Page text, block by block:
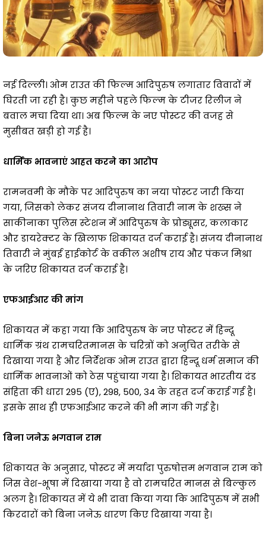
नई दिल्ली। ओम राउत की फिल्म आदिपुरुष लगातार विवादों में
घिरती जा रही है। कुछ महीने पहले फिल्म के टीजर रिलीज ने
बवाल मचा दिया था। अब फिल्म के नए पोस्टर की वजह से
मुसीबत खड़ी हो गई है।
धार्मिक भावनाएं आहत करने का आरोप
रामनवमी के मौके पर आदिपुरुष का नया पोस्टर जारी किया
गया, जिसको लेकर संजय दीनानाथ तिवारी नाम के शख्स ने
साकीनाका पुलिस स्टेशन में आदिपुरुष के प्रोड्यूसर, कलाकार
और डायरेक्टर के खिलाफ शिकायत दर्ज कराई है। संजय दीनानाथ
तिवारी ने मुंबई हाईकोर्ट के वकील अशीष राय और पंकज मिश्रा
के जरिए शिकायत दर्ज कराई है।
एफआईआर की मांग
शिकायत में कहा गया कि आदिपुरुष के नए पोस्टर में हिन्दू
धार्मिक ग्रंथ रामचरितमानस के चरित्रों को अनुचित तरीके से
दिखाया गया है और निर्देशक ओम राउत द्वारा हिन्दू धर्म समाज की
धार्मिक भावनाओं को ठेस पहुंचाया गया है। शिकायत भारतीय दंड
संहिता की धारा 295 (ए), 298, 500, 34 के तहत दर्ज कराई गई है।
इसके साथ ही एफआईआर करने की भी मांग की गई है।
बिना जनेऊ भगवान राम
शिकायत के अनुसार, पोस्टर में मर्यादा पुरुषोत्तम भगवान राम को
जिस वेश-भूषा में दिखाया गया है वो रामचरित मानस से बिल्कुल
अलग है। शिकायत में ये भी दावा किया गया कि आदिपुरुष में सभी
किरदारों को बिना जनेऊ धारण किए दिखाया गया है।